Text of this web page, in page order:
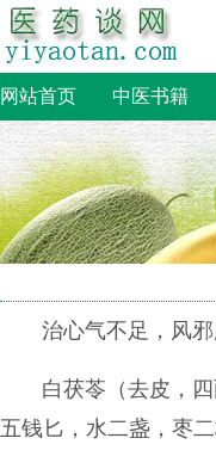
网站首页 中医书籍
治心气不足，风
白茯苓（去皮，
五钱匕，水二盏，枣